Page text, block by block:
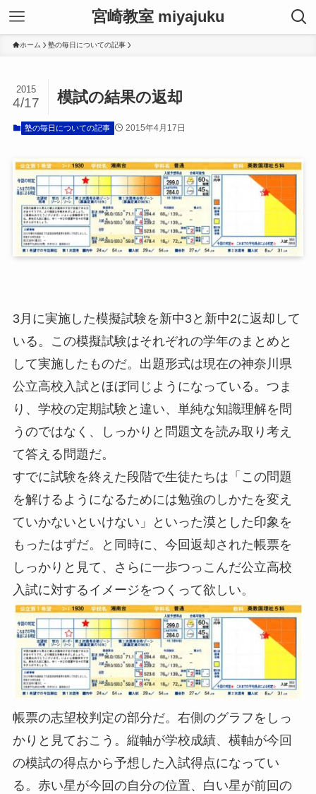
宮崎教室 miyajuku
ホーム 塾の毎日についての記事
模試の結果の返却
2015
4/17
塾の毎日についての記事 2015年4月17日
3月に実施した模擬試験を新中3と新中2に返却して
いる。この模擬試験はそれぞれの学年のまとめと
して実施したものだ。出題形式は現在の神奈川県
公立高校入試とほぼ同じようになっている。つま
り、学校の定期試験と違い、単純な知識理解を問
うのではなく、しっかりと問題文を読み取り考え
て答える問題だ。
すでに試験を終えた段階で生徒たちは「この問題
を解けるようになるためには勉強のしかたを変え
ていかないといけない」といった漠とした印象を
もったはずだ。と同時に、今回返却された帳票を
しっかりと見て、さらに一歩つっこんだ公立高校
入試に対するイメージをつくって欲しい。
帳票の志望校判定の部分だ。右側のグラフをしっ
かりと見ておこう。縦軸が学校成績、横軸が今回
の模試の得点から予想した入試得点になってい
る。赤い星が今回の自分の位置、白い星が前回の